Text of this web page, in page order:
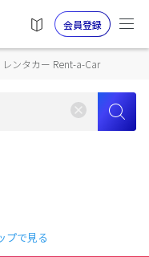
会員登録
ンタカー Rent-a-Car
プで見る